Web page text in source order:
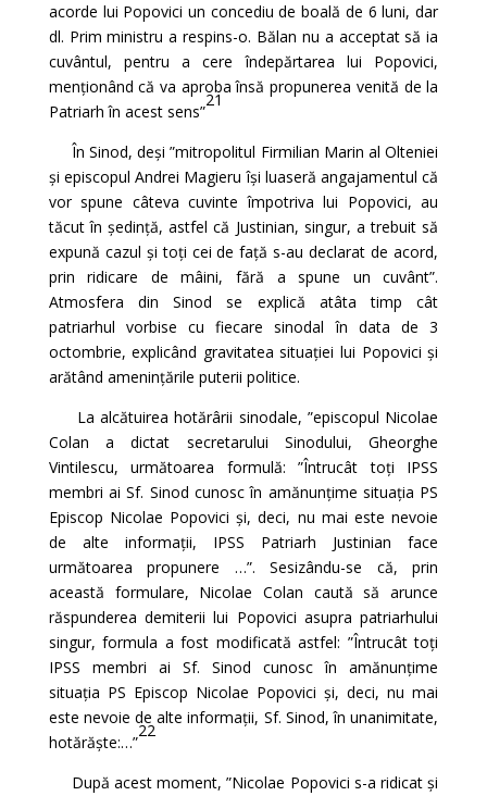
acorde lui Popovici un concediu de boală de 6 luni, dar
dl. Prim ministru a respins-o. Bălan nu a acceptat să ia
cuvântul, pentru a cere îndepărtarea lui Popovici,
menționând că va aproba însă propunerea venită de la
Patriarh în acest sens”
21
În Sinod, deși ”mitropolitul Firmilian Marin al Olteniei
și episcopul Andrei Magieru își luaseră angajamentul că
vor spune câteva cuvinte împotriva lui Popovici, au
tăcut în ședință, astfel că Justinian, singur, a trebuit să
expună cazul și toți cei de față s-au declarat de acord,
prin ridicare de mâini, fără a spune un cuvânt”.
Atmosfera din Sinod se explică atâta timp cât
patriarhul vorbise cu fiecare sinodal în data de 3
octombrie, explicând gravitatea situației lui Popovici și
arătând amenințările puterii politice.
La alcătuirea hotărârii sinodale, ”episcopul Nicolae
Colan a dictat secretarului Sinodului, Gheorghe
Vintilescu, următoarea formulă: ”Întrucât toți IPSS
membri ai Sf. Sinod cunosc în amănunțime situația PS
Episcop Nicolae Popovici și, deci, nu mai este nevoie
de alte informații, IPSS Patriarh Justinian face
următoarea propunere …”. Sesizându-se că, prin
această formulare, Nicolae Colan caută să arunce
răspunderea demiterii lui Popovici asupra patriarhului
singur, formula a fost modificată astfel: ”Întrucât toți
IPSS membri ai Sf. Sinod cunosc în amănunțime
situația PS Episcop Nicolae Popovici și, deci, nu mai
este nevoie de alte informații, Sf. Sinod, în unanimitate,
hotărăște:…”
22
După acest moment, ”Nicolae Popovici s-a ridicat și